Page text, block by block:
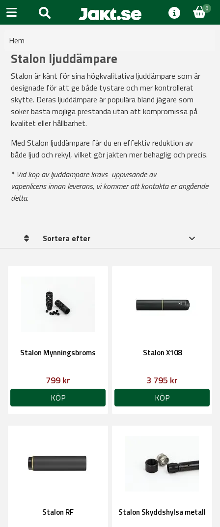
0
Hem
Stalon ljuddämpare
Stalon är känt för sina högkvalitativa ljuddämpare som är
designade för att ge både tystare och mer kontrollerat
skytte. Deras ljuddämpare är populära bland jägare som
söker bästa möjliga prestanda utan att kompromissa på
kvalitet eller hållbarhet.
Med Stalon ljuddämpare får du en effektiv reduktion av
både ljud och rekyl, vilket gör jakten mer behaglig och precis.
* Vid köp av ljuddämpare krävs uppvisande av
vapenlicens innan leverans, vi kommer att kontakta er angående
detta.
Sortera efter
Stalon Mynningsbroms
799 kr
KÖP
Stalon X108
3 795 kr
KÖP
Stalon RF Stalon Skyddshylsa metall